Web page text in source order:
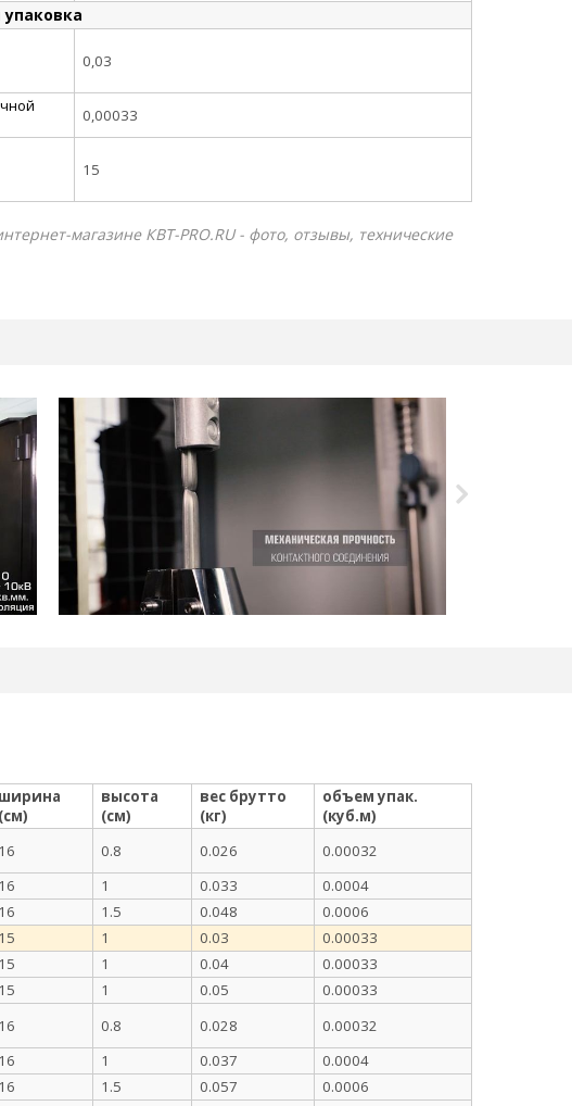
0,03
0,00033
15
магазине КВТ-PRO.RU - фото, отзывы, технические
ширина
(см)
высота
(см)
вес брутто
(кг)
объем упак.
(куб.м)
16 0.8 0.026 0.00032
16 1 0.033 0.0004
16 1.5 0.048 0.0006
15 1 0.03 0.00033
15 1 0.04 0.00033
15 1 0.05 0.00033
16 0.8 0.028 0.00032
16 1 0.037 0.0004
16 1.5 0.057 0.0006